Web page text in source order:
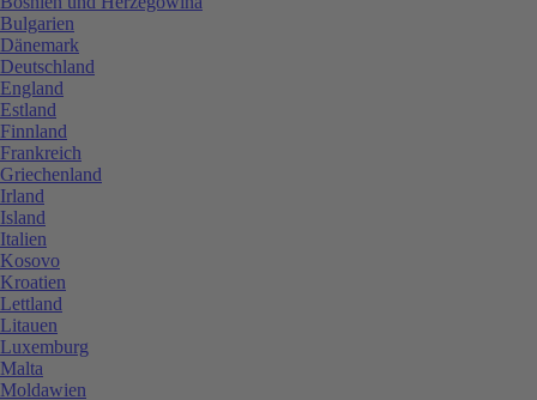
Bulgarien
Dänemark
Deutschland
England
Estland
Finnland
Frankreich
Griechenland
Irland
Island
Italien
Kosovo
Kroatien
Lettland
Litauen
Luxemburg
Malta
Moldawien